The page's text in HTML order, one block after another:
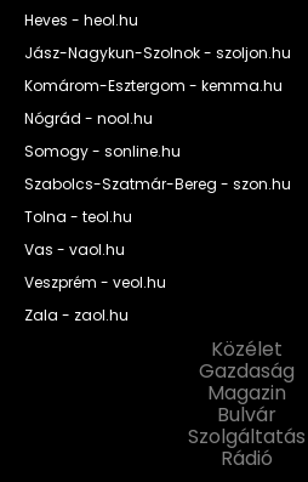
Heves - heol.hu
Jász-Nagykun-Szolnok - szoljon.hu
Komárom-Esztergom - kemma.hu
Nógrád - nool.hu
Somogy - sonline.hu
Szabolcs-Szatmár-Bereg - szon.hu
Tolna - teol.hu
Vas - vaol.hu
Veszprém - veol.hu
Zala - zaol.hu
Közélet
Gazdaság
Magazin
Bulvár
Szolgáltatás
Rádió